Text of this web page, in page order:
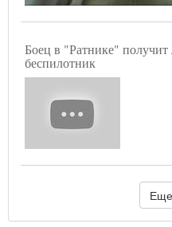
Боец в "Ратнике" получит
беспилотник